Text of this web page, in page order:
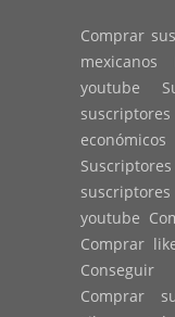
Comprar
mexicanos
youtube
youtube
Comprar
Comprar